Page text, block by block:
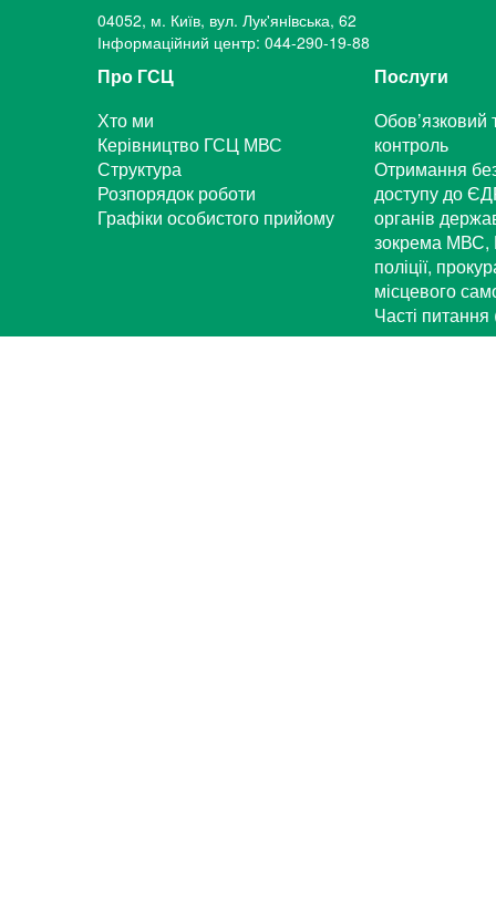
04052, м. Київ, вул. Лук'янiвська, 62
Інформаційний центр: 044-290-19-88
Про ГСЦ
Хто ми
Керівництво ГСЦ МВС
Структура
Розпорядок роботи
Графіки особистого прийому
Послуги
Обов’язковий
контроль
Отримання
доступу до
органів
зокрема МВС,
поліції,
місцевого
Часті питання